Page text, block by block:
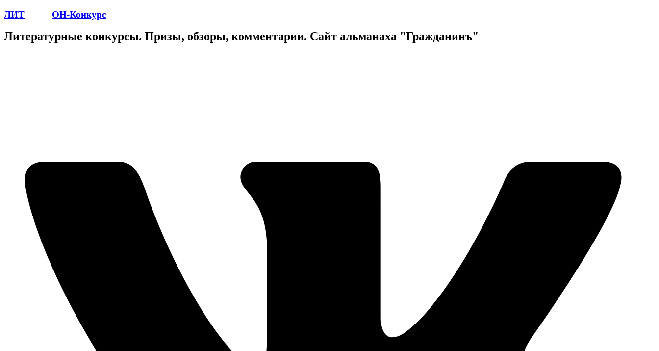
ЛИТ ОН-Конкурс
Литературные конкурсы. Призы, обзоры, комментарии. Сайт альманаха "Гражданинъ"